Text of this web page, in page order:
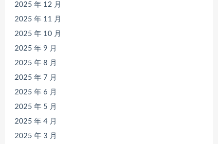
2025 年 12 月
2025 年 11 月
2025 年 10 月
2025 年 9 月
2025 年 8 月
2025 年 7 月
2025 年 6 月
2025 年 5 月
2025 年 4 月
2025 年 3 月